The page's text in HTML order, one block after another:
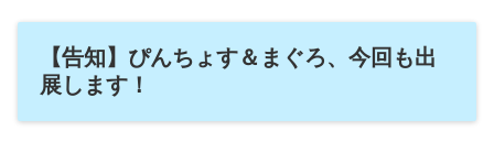
【告知】ぴんちょす＆まぐろ、今回も出
展します！